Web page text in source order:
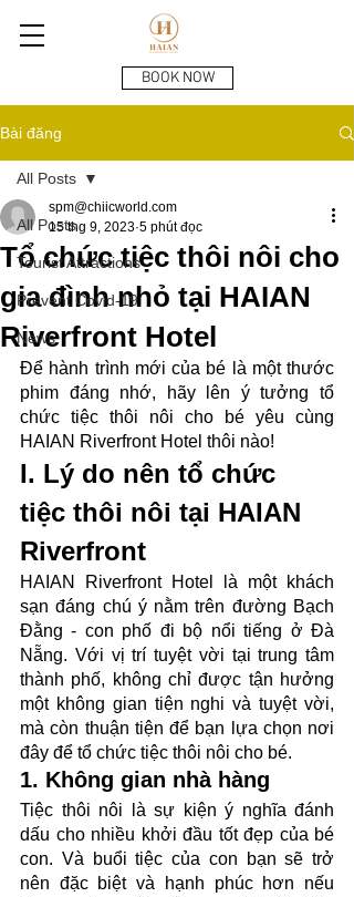
BOOK NOW
Bài đăng
All Posts
Tourist Attractions
Prevent Covid-19
News
All Posts
Tổ chức tiệc thôi nôi cho
gia đình nhỏ tại HAIAN
Riverfront Hotel
spm@chiicworld.com
15 thg 9, 2023 5 phút đọc
Để hành trình mới của bé là một thước
phim đáng nhớ, hãy lên ý tưởng tổ
chức tiệc thôi nôi cho bé yêu cùng
HAIAN Riverfront Hotel thôi nào!
I. Lý do nên tổ chức
tiệc thôi nôi tại HAIAN
Riverfront
HAIAN Riverfront Hotel là một khách
sạn đáng chú ý nằm trên đường Bạch
Đằng - con phố đi bộ nổi tiếng ở Đà
Nẵng. Với vị trí tuyệt vời tại trung tâm
thành phố, không chỉ được tận hưởng
một không gian tiện nghi và tuyệt vời,
mà còn thuận tiện để bạn lựa chọn nơi
đây để tổ chức tiệc thôi nôi cho bé.
1. Không gian nhà hàng
Tiệc thôi nôi là sự kiện ý nghĩa đánh
dấu cho nhiều khởi đầu tốt đẹp của bé
con. Và buổi tiệc của con bạn sẽ trở
nên đặc biệt và hạnh phúc hơn nếu